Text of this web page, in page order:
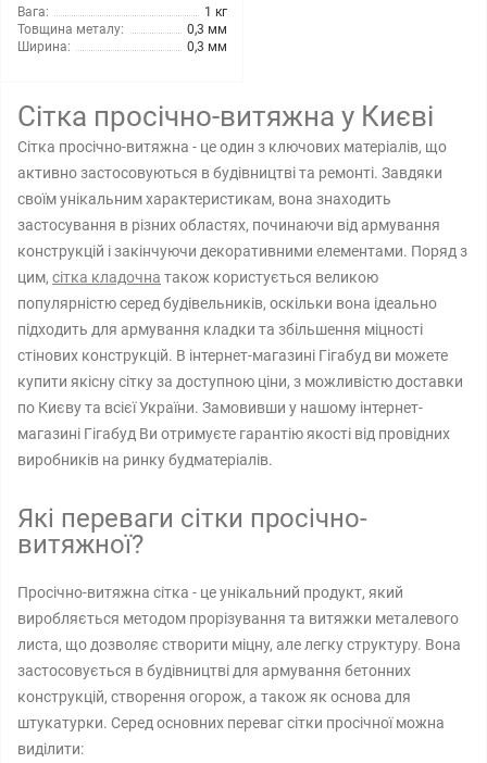
Вага:
1 кг
Товщина металу:
0,3 мм
Ширина:
0,3 мм
Сітка просічно-витяжна у Києві
Сітка просічно-витяжна - це один з ключових матеріалів, що
активно застосовуються в будівництві та ремонті. Завдяки
своїм унікальним характеристикам, вона знаходить
застосування в різних областях, починаючи від армування
конструкцій і закінчуючи декоративними елементами. Поряд з
цим, сітка кладочна також користується великою
популярністю серед будівельників, оскільки вона ідеально
підходить для армування кладки та збільшення міцності
стінових конструкцій. В інтернет-магазині Гігабуд ви можете
купити якісну сітку за доступною ціни, з можливістю доставки
по Києву та всієї України. Замовивши у нашому інтернет-
магазині Гігабуд Ви отримуєте гарантію якості від провідних
виробників на ринку будматеріалів.
Які переваги сітки просічно-
витяжної?
Просічно-витяжна сітка - це унікальний продукт, який
виробляється методом прорізування та витяжки металевого
листа, що дозволяє створити міцну, але легку структуру. Вона
застосовується в будівництві для армування бетонних
конструкцій, створення огорож, а також як основа для
штукатурки. Серед основних переваг сітки просічної можна
виділити: